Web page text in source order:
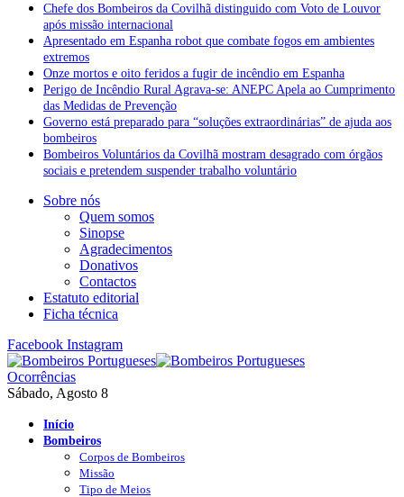
Chefe dos Bombeiros da Covilhã distinguido com Voto de Louvor
após missão internacional
Apresentado em Espanha robot que combate fogos em ambientes
extremos
Onze mortos e oito feridos a fugir de incêndio em Espanha
Perigo de Incêndio Rural Agrava-se: ANEPC Apela ao Cumprimento
das Medidas de Prevenção
Governo está preparado para “soluções extraordinárias” de ajuda aos
bombeiros
Bombeiros Voluntários da Covilhã mostram desagrado com órgãos
sociais e pretendem suspender trabalho voluntário
Sobre nós
Quem somos
Sinopse
Agradecimentos
Donativos
Contactos
Estatuto editorial
Ficha técnica
Facebook Instagram
Ocorrências
Sábado, Agosto 8
Início
Bombeiros
Corpos de Bombeiros
Missão
Tipo de Meios